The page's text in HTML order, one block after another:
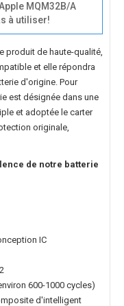
MQM32B/A
à utiliser!
produit de haute-qualité,
et elle répondra
d'origine. Pour
est désignée dans une
et adoptée le carter
originale,
de notre batterie
IC
600-1000 cycles)
d'intelligent